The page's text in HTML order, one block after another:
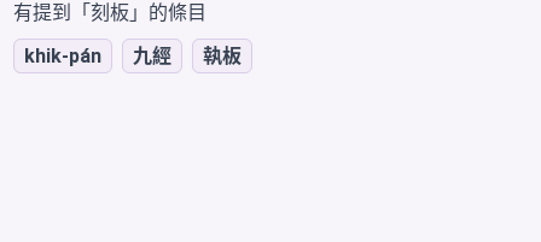
有提到「刻板」的條目
khik-pán
九經 執板